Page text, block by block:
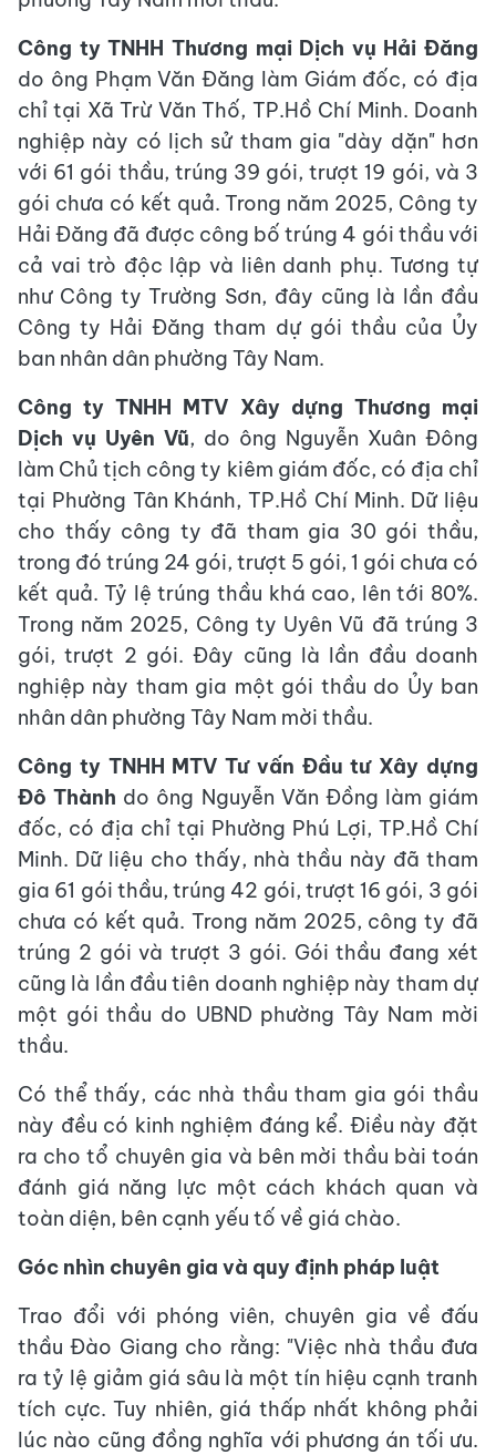
Công ty TNHH Thương mại Dịch vụ Hải Đăng
do ông Phạm Văn Đăng làm Giám đốc, có địa
chỉ tại Xã Trừ Văn Thố, TP.Hồ Chí Minh. Doanh
nghiệp này có lịch sử tham gia "dày dặn" hơn
với 61 gói thầu, trúng 39 gói, trượt 19 gói, và 3
gói chưa có kết quả. Trong năm 2025, Công ty
Hải Đăng đã được công bố trúng 4 gói thầu với
cả vai trò độc lập và liên danh phụ. Tương tự
như Công ty Trường Sơn, đây cũng là lần đầu
Công ty Hải Đăng tham dự gói thầu của Ủy
ban nhân dân phường Tây Nam.
Công ty TNHH MTV Xây dựng Thương mại
Dịch vụ Uyên Vũ, do ông Nguyễn Xuân Đông
làm Chủ tịch công ty kiêm giám đốc, có địa chỉ
tại Phường Tân Khánh, TP.Hồ Chí Minh. Dữ liệu
cho thấy công ty đã tham gia 30 gói thầu,
trong đó trúng 24 gói, trượt 5 gói, 1 gói chưa có
kết quả. Tỷ lệ trúng thầu khá cao, lên tới 80%.
Trong năm 2025, Công ty Uyên Vũ đã trúng 3
gói, trượt 2 gói. Đây cũng là lần đầu doanh
nghiệp này tham gia một gói thầu do Ủy ban
nhân dân phường Tây Nam mời thầu.
Công ty TNHH MTV Tư vấn Đầu tư Xây dựng
Đô Thành do ông Nguyễn Văn Đồng làm giám
đốc, có địa chỉ tại Phường Phú Lợi, TP.Hồ Chí
Minh. Dữ liệu cho thấy, nhà thầu này đã tham
gia 61 gói thầu, trúng 42 gói, trượt 16 gói, 3 gói
chưa có kết quả. Trong năm 2025, công ty đã
trúng 2 gói và trượt 3 gói. Gói thầu đang xét
cũng là lần đầu tiên doanh nghiệp này tham dự
một gói thầu do UBND phường Tây Nam mời
thầu.
Có thể thấy, các nhà thầu tham gia gói thầu
này đều có kinh nghiệm đáng kể. Điều này đặt
ra cho tổ chuyên gia và bên mời thầu bài toán
đánh giá năng lực một cách khách quan và
toàn diện, bên cạnh yếu tố về giá chào.
Góc nhìn chuyên gia và quy định pháp luật
Trao đổi với phóng viên, chuyên gia về đấu
thầu Đào Giang cho rằng: "Việc nhà thầu đưa
ra tỷ lệ giảm giá sâu là một tín hiệu cạnh tranh
tích cực. Tuy nhiên, giá thấp nhất không phải
lúc nào cũng đồng nghĩa với phương án tối ưu.